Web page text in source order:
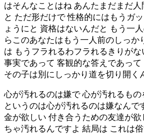
はそんなことはね あんたまだまだ
と ただ形だけで 性格的にはもうガ
ょうにと 資格はないんだと もう一
らこのあなたはもう一人前のしっか
は もうフラれるわフラれるきりが
事実であって 客観的な答えであっ
その子は別にしっかり道を切り開く
心が汚れるのは嫌で 心が汚れるもの
というのは心が汚れるのは嫌なんで
金が欲しい 付き合うための友達が欲
ちゃ汚れるんですよ 結局は これは